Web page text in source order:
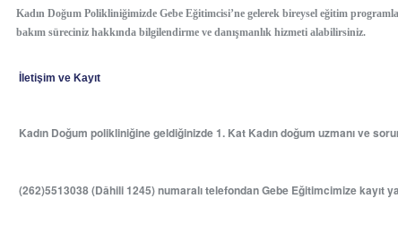
Kadın Doğum Polikliniğimizde Gebe Eğitimcisi’ne gelerek bireysel eğitim
bakım süreciniz hakkında bilgilendirme ve danışmanlık hizmeti alabilirsiniz.
İletişim ve Kayıt
Kadın Doğum polikliniğine geldiğinizde 1. Kat Kadın doğum uzmanı ve
(262)5513038 (Dâhili 1245) numaralı telefondan Gebe Eğitimcimize kayıt